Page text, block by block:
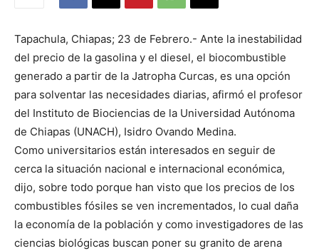
Tapachula, Chiapas; 23 de Febrero.- Ante la inestabilidad
del precio de la gasolina y el diesel, el biocombustible
generado a partir de la Jatropha Curcas, es una opción
para solventar las necesidades diarias, afirmó el profesor
del Instituto de Biociencias de la Universidad Autónoma
de Chiapas (UNACH), Isidro Ovando Medina.
Como universitarios están interesados en seguir de
cerca la situación nacional e internacional económica,
dijo, sobre todo porque han visto que los precios de los
combustibles fósiles se ven incrementados, lo cual daña
la economía de la población y como investigadores de las
ciencias biológicas buscan poner su granito de arena